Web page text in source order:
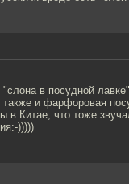
"слона в посудной
также и фарфоровая
в Китае, что тоже
)))))